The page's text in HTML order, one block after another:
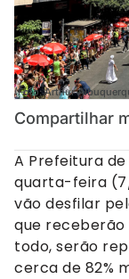
(Foto: Arthur
Compartilhar
A Prefeitura
quarta-feira
vão desfilar
que receberão
todo, serão
cerca de 82%